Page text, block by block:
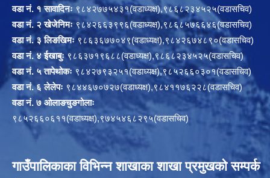
वडा नं. १ सावादिनः ९८४२७७५४३१(वडाध्यक्ष),९८६८२३४५२५(वडासचिव)
वडा नं. २ खेजेनिमः९८४२६६३९९६(वडाध्यक्ष),९८६८५७६६४६(वडासचिव)
वडा नं. ३ लिङखिमः९८६३६७७०४९(वडाध्यक्ष),९८४२६७४८९०(वडासचिव)
वडा नं. ४ ईखाबुः९८६३७१९६८८(वडाध्यक्ष),९८६८२३४५२५(वडासचिव)
वडा नं. ५ तापेथोकः ९८४२७९३२५१(वडाध्यक्ष),९८५२६६०३०१(वडासचिव)
वडा नं. ६ लेलेपः ९८४४६७०७२७(वडाध्यक्ष),९८४११७६२२८(वडासचिव)
वडा नं. ७ ओलाङचुङगोलाः
९८५२६६०६११(वडाध्यक्ष),९७४५४६८२९५(वडासचिव)
गाउँपालिकाका विभिन्न शाखाका शाखा प्रमुखको सम्पर्क